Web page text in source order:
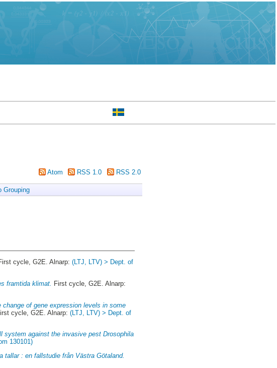
Atom RSS 1.0 RSS 2.0
Grouping
cycle, G2E. Alnarp:(LTJ, LTV) > Dept. of
framtida klimat.
First cycle, G2E. Alnarp:
of gene expression levels in some
cycle, G2E. Alnarp:(LTJ, LTV) > Dept. of
system against the invasive pest Drosophila
130101)
tallar : en fallstudie från Västra Götaland.